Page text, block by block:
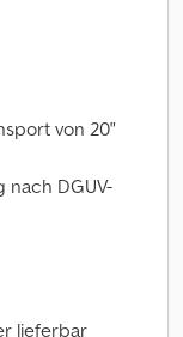
von 20"
nach DGUV-
lieferbar